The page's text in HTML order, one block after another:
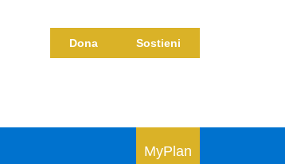
Dona Sostieni
MyPlan